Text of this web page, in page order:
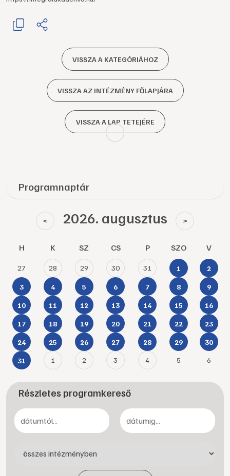
VISSZA A KATEGÓRIÁHOZ
VISSZA AZ INTÉZMÉNY FŐLAPJÁRA
VISSZA A LAP TETEJÉRE
Programnaptár
< 2026. augusztus >
H K SZ CS P SZO V
27 28 29 30 31 1 2
3 4 5 6 7 8 9
10 11 12 13 14 15 16
17 18 19 20 21 22 23
24 25 26 27 28 29 30
31 1 2 3 4 5 6
Részletes programkereső
-